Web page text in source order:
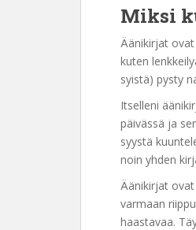
Miksi
Äänikirjat
kuten
syistä) pysty
Itselleni
päivässä ja
syystä
noin yhden
Äänikirjat
varmaan
haastavaa.